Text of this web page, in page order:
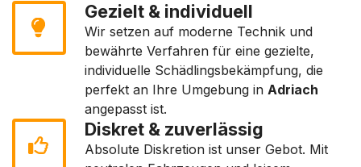
Gezielt & individuell
Wir setzen auf moderne Technik und
bewährte Verfahren für eine gezielte,
individuelle Schädlingsbekämpfung, die
perfekt an Ihre Umgebung in Adriach
angepasst ist.
Diskret & zuverlässig
Absolute Diskretion ist unser Gebot. Mit